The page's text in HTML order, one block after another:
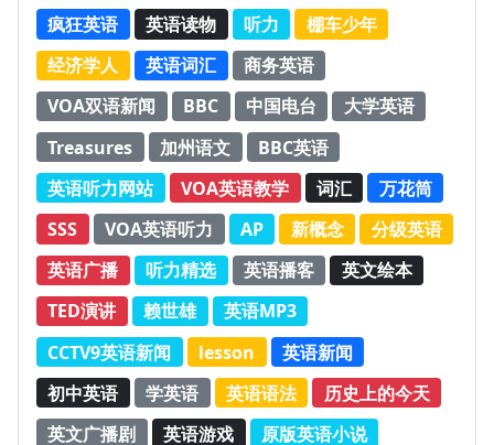
疯狂英语
英语读物 听力
棚车少年
经济学人
英语词汇
商务英语
VOA双语新闻
BBC 中国电台
大学英语
Treasures
加州语文
BBC英语
英语听力网站
VOA英语教学 词汇
万花筒
SSS
VOA英语听力 AP 新概念
分级英语
英语广播
听力精选 英语播客
英文绘本
TED演讲
赖世雄
英语MP3
CCTV9英语新闻
lesson
英语新闻
初中英语
学英语 英语语法
历史上的今天
英文广播剧
英语游戏
原版英语小说